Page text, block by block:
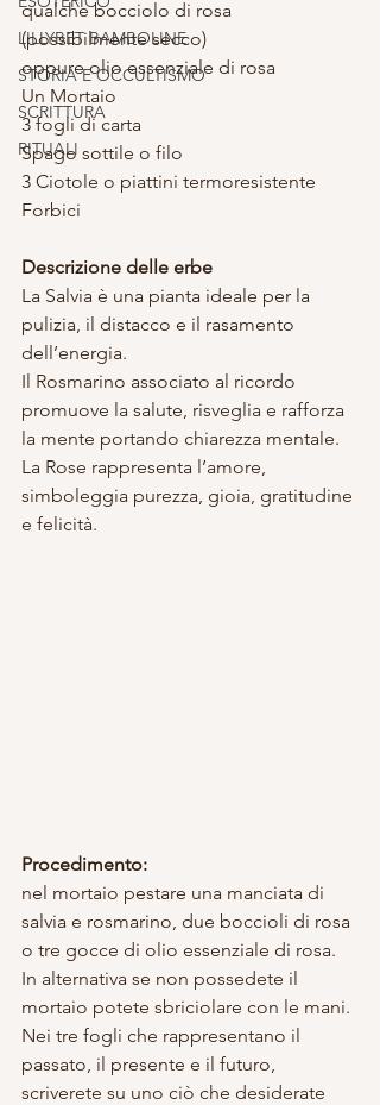
LILLYBET BAMBOLINE
STORIA E OCCULTISMO
SCRITTURA
RITUALI
qualche bocciolo di rosa
(possibilmente secco)
oppure olio essenziale di rosa
Un Mortaio
3 fogli di carta
Spago sottile o filo
3 Ciotole o piattini termoresistente
Forbici
Descrizione delle erbe
La Salvia è una pianta ideale per la
pulizia, il distacco e il rasamento
dell’energia.
Il Rosmarino associato al ricordo
promuove la salute, risveglia e rafforza
la mente portando chiarezza mentale.
La Rose rappresenta l’amore,
simboleggia purezza, gioia, gratitudine
e felicità.
Procedimento:
nel mortaio pestare una manciata di
salvia e rosmarino, due boccioli di rosa
o tre gocce di olio essenziale di rosa.
In alternativa se non possedete il
mortaio potete sbriciolare con le mani.
Nei tre fogli che rappresentano il
passato, il presente e il futuro,
scriverete su uno ciò che desiderate